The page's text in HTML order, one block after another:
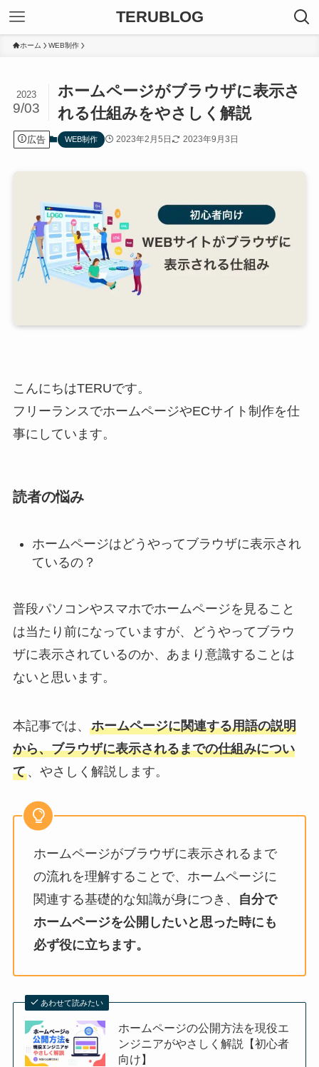
TERUBLOG
ホーム WEB制作
ホームページがブラウザに表示さ
れる仕組みをやさしく解説
2023
9/03
広告 WEB制作 2023年2月5日 2023年9月3日
こんにちはTERUです。
フリーランスでホームページやECサイト制作を仕
事にしています。
読者の悩み
ホームページはどうやってブラウザに表示され
ているの？
普段パソコンやスマホでホームページを見ること
は当たり前になっていますが、どうやってブラウ
ザに表示されているのか、あまり意識することは
ないと思います。
本記事では、 ホームページに関連する用語の説明
から、ブラウザに表示されるまでの仕組みについ
て、やさしく解説します。
ホームページがブラウザに表示されるまで
の流れを理解することで、ホームページに
関連する基礎的な知識が身につき、
自分で
ホームページを公開したいと思った時にも
必ず役に立ちます。
あわせて読みたい
ホームページの公開方法を現役エ
ンジニアがやさしく解説【初心者
向け】